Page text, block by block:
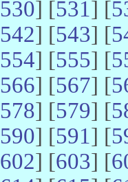
530] [531] [
542] [543] [
554] [555] [
566] [567] [
578] [579] [
590] [591] [
602] [603] [